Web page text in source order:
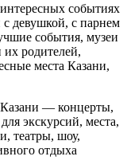
событиях
девушкой, с парнем
события, музеи
родителей,
места Казани,
— концерты,
экскурсий, места,
театры, шоу,
отдыха